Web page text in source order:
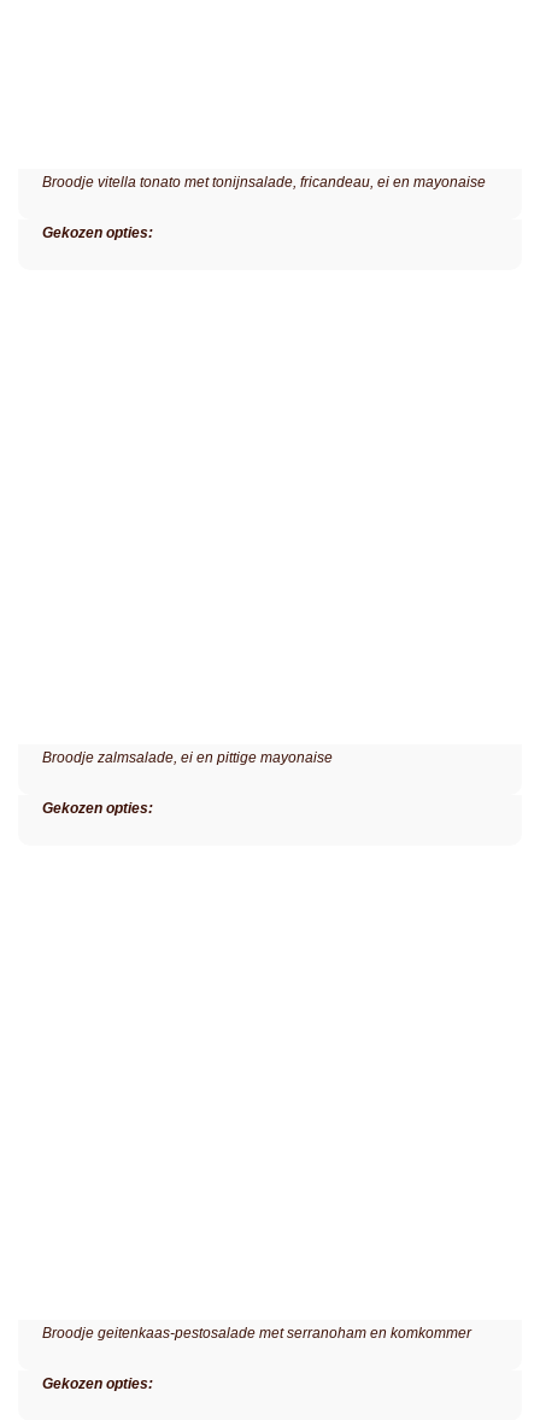
Broodje vitella tonato met tonijnsalade, fricandeau, ei en mayonaise
Gekozen opties:
Broodje zalmsalade, ei en pittige mayonaise
Gekozen opties:
Broodje geitenkaas-pestosalade met serranoham en komkommer
Gekozen opties: